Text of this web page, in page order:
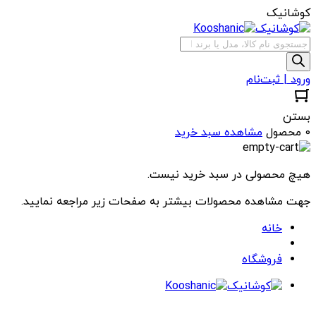
کوشانیک
جستجوی
محصولات
ورود | ثبت‌نام
بستن
0 محصول
مشاهده سبد خرید
هیچ محصولی در سبد خرید نیست.
جهت مشاهده محصولات بیشتر به صفحات زیر مراجعه نمایید.
خانه
فروشگاه